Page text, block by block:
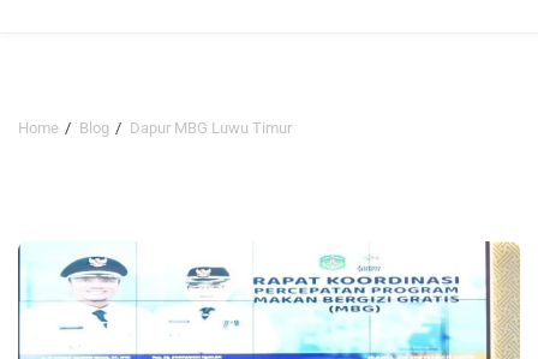
Home Blog Dapur MBG Luwu Timur